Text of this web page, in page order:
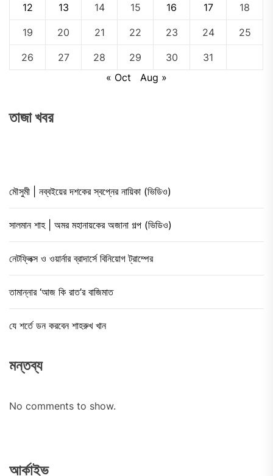
12 13 14 15 16 17 18
19 20 21 22 23 24 25
26 27 28 29 30
31
« Oct
Aug »
তাজা খবর
মৌসুমী | নব্বইয়ের দশকের স্বপ্নের নায়িকা (ভিডিও)
সালমান শাহ | অমর মহানায়কের অজানা গল্প (ভিডিও)
নেটফ্লিক্স ও ওয়ার্নার ব্রাদার্সে বিনিয়োগ ট্রাম্পের
তামান্নার ‘আজ কি রাত’র বাজিমাত
যে শর্তে ডন করবেন শাহরুখ খান
মন্তব্য
No comments to show.
আর্কাইভ